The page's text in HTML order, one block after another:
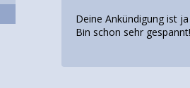
Deine Ankündigung ist
Bin schon sehr gespannt!